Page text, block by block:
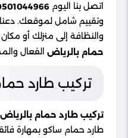
اتصل بنا اليوم
وتقييم شامل لموقعك.
والنظافة إلى منزلك أو
حمام بالرياض الفعال
تركيب طارد
تركيب طارد حمام بالرياض
طارد حمام ساكو بمهارة